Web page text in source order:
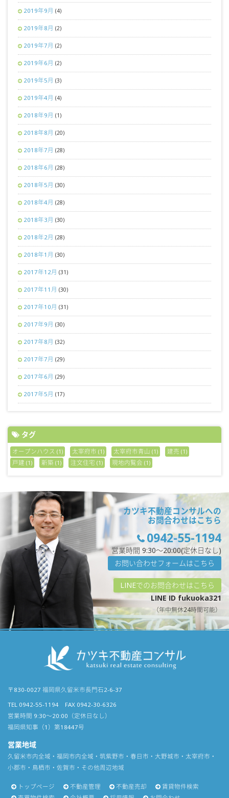
2019年9月 (4)
2019年8月 (2)
2019年7月 (2)
2019年6月 (2)
2019年5月 (3)
2019年4月 (4)
2018年9月 (1)
2018年8月 (20)
2018年7月 (28)
2018年6月 (28)
2018年5月 (30)
2018年4月 (28)
2018年3月 (30)
2018年2月 (28)
2018年1月 (30)
2017年12月 (31)
2017年11月 (30)
2017年10月 (31)
2017年9月 (30)
2017年8月 (32)
2017年7月 (29)
2017年6月 (29)
2017年5月 (17)
タグ
オープンハウス (1) 太宰府市 (1) 太宰府市青山 (1) 建売 (1)
戸建 (1) 新築 (1) 注文住宅 (1) 現地内覧会 (1)
カツキ不動産コンサルへの
お問合わせはこちら
0942-55-1194
営業時間 9:30〜20:00(定休日なし)
お問い合わせフォームはこちら
LINEでのお問合わせはこちら
LINE ID fukuoka321
（年中無休24時間可能）
〒830-0027 福岡県久留米市長門石2-6-37
TEL 0942-55-1194 FAX 0942-30-6326
営業時間 9:30〜20:00（定休日なし）
福岡県知事（1）第18447号
営業地域
久留米市内全域・福岡市内全域・筑紫野市・春日市・大野城市・太宰府市・
小郡市・鳥栖市・佐賀市・その他周辺地域
トップページ 不動産管理 不動産売却
賃貸物件検索